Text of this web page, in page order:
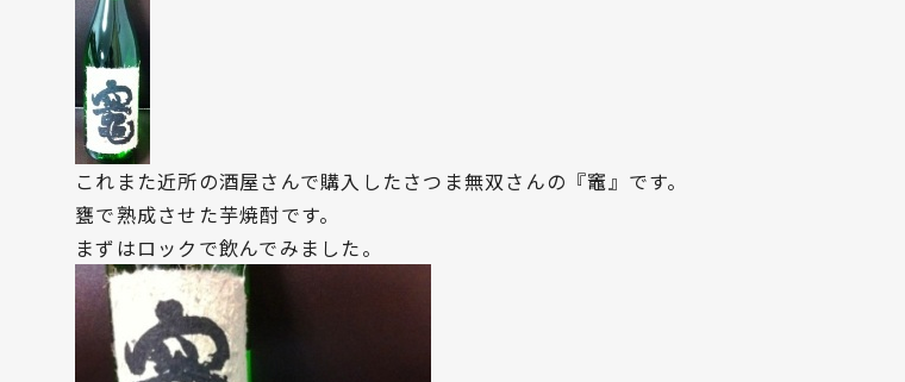
これまた近所の酒屋さんで購入したさつま無双さんの『竈』です。
甕で熟成させた芋焼酎です。
まずはロックで飲んでみました。